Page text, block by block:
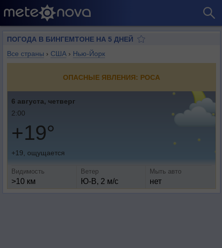
ПОГОДА В БИНГЕМТОНЕ НА 5 ДНЕЙ
Все страны › США › Нью-Йорк
ОПАСНЫЕ ЯВЛЕНИЯ: РОСА
6 августа, четверг
2:00
+19°
+19, ощущается
Видимость
>10 км
Ветер
Ю-В, 2 м/с
Мыть авто
нет